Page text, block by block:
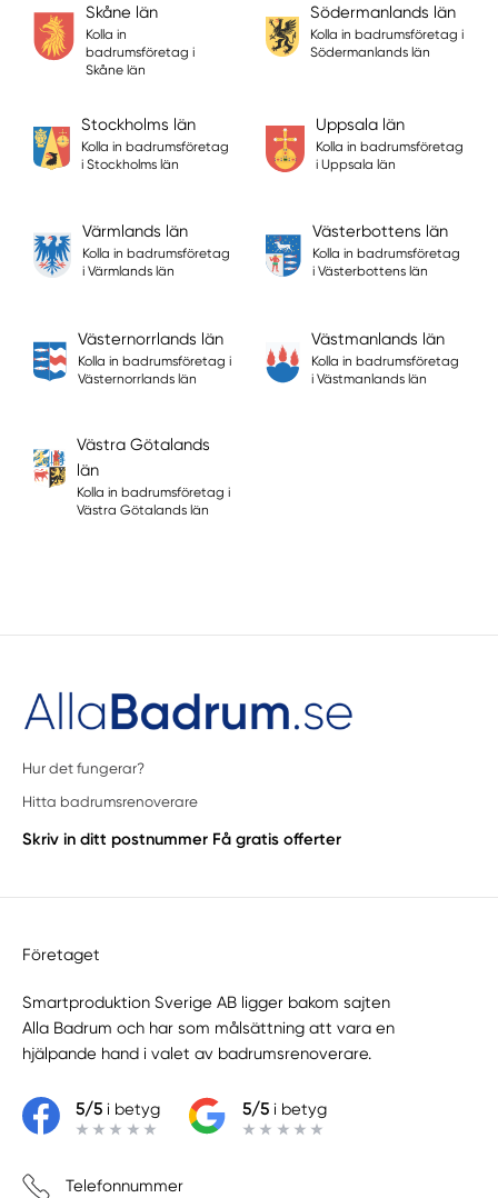
Skåne län
Kolla in
badrumsföretag i
Skåne län
Södermanlands län
Kolla in badrumsföretag i
Södermanlands län
Stockholms län
Kolla in badrumsföretag
i Stockholms län
Uppsala län
Kolla in badrumsföretag
i Uppsala län
Värmlands län
Kolla in badrumsföretag
i Värmlands län
Västerbottens län
Kolla in badrumsföretag
i Västerbottens län
Västernorrlands län
Kolla in badrumsföretag i
Västernorrlands län
Västmanlands län
Kolla in badrumsföretag
i Västmanlands län
Västra Götalands
län
Kolla in badrumsföretag i
Västra Götalands län
Hur det fungerar?
Hitta badrumsrenoverare
Skriv in ditt postnummer Få gratis offerter
Företaget
Smartproduktion Sverige AB ligger bakom sajten
Alla Badrum och har som målsättning att vara en
hjälpande hand i valet av badrumsrenoverare.
5/5i betyg 5/5i betyg
Telefonnummer